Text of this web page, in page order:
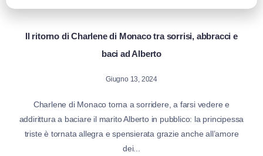
Il ritorno di Charlene di Monaco tra sorrisi, abbracci e
baci ad Alberto
Giugno 13, 2024
Charlene di Monaco torna a sorridere, a farsi vedere e
addirittura a baciare il marito Alberto in pubblico: la principessa
triste è tornata allegra e spensierata grazie anche all’amore
dei...